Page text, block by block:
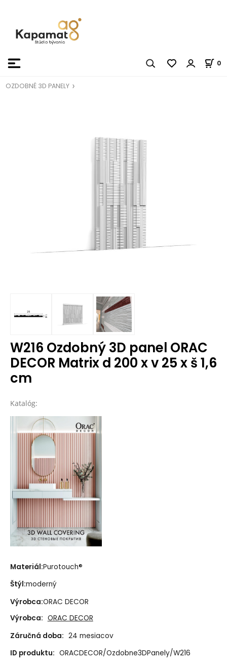
0
OZDOBNÉ 3D PANELY
W216 Ozdobný 3D panel ORAC
DECOR Matrix d 200 x v 25 x š 1,6
cm
Katalóg:
Materiál:Purotouch® ‎
Štýl:moderný
Výrobca:ORAC DECOR
Výrobca: ORAC DECOR
Záručná doba: 24 mesiacov
ID produktu: ORACDECOR/Ozdobne3DPanely/W216